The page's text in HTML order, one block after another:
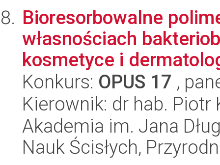
Bioresorbowalne
własnościach
kosmetyce i
Konkurs: OPUS 17 ,
Kierownik: dr hab. Piotr
Akademia im. Jana
Nauk Ścisłych,